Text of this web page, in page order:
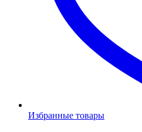
Избранные товары